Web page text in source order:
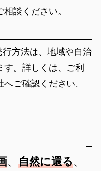
談ください。
方法は、地域や自治
す。詳しくは、ご利
ご確認ください。
、 自然に還る、